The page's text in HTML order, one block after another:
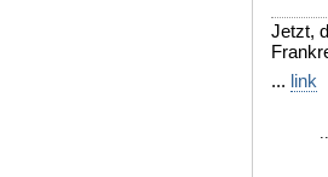
Jetzt,
... link